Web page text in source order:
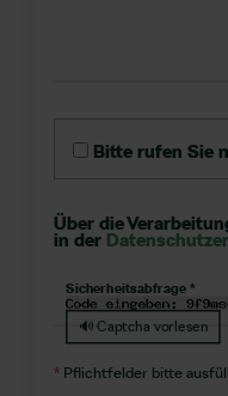
Bitte rufen Sie
Über die
in der
Sicherheitsabfrage *
🔊 Captcha vorlesen
* Pflichtfelder bitte